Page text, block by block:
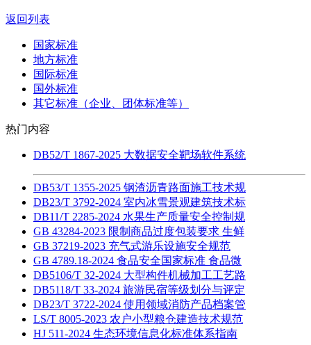
返回列表
国家标准
地方标准
国际标准
国外标准
其它标准（企业、团体标准等）
热门内容
DB52/T 1867-2025 大数据安全靶场软件系统
DB53/T 1355-2025 钢渣沥青路面施工技术规
DB23/T 3792-2024 室内冰雪景观建筑技术标
DB11/T 2285-2024 水果生产质量安全控制规
GB 43284-2023 限制商品过度包装要求 生鲜
GB 37219-2023 充气式游乐设施安全规范
GB 4789.18-2024 食品安全国家标准 食品微
DB5106/T 32-2024 大型构件机械加工工艺路
DB5118/T 33-2024 旅游民宿等级划分与评定
DB23/T 3722-2024 使用领域消防产品档案管
LS/T 8005-2023 农户小型粮仓建造技术规范
HJ 511-2024 生态环境信息化标准体系指南